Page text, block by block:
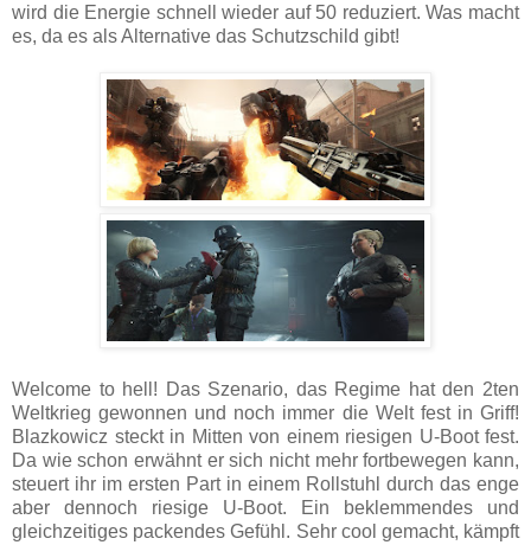
wird die Energie schnell wieder auf 50 reduziert. Was macht
es, da es als Alternative das Schutzschild gibt!
Welcome to hell! Das Szenario, das Regime hat den 2ten
Weltkrieg gewonnen und noch immer die Welt fest in Griff!
Blazkowicz steckt in Mitten von einem riesigen U-Boot fest.
Da wie schon erwähnt er sich nicht mehr fortbewegen kann,
steuert ihr im ersten Part in einem Rollstuhl durch das enge
aber dennoch riesige U-Boot. Ein beklemmendes und
gleichzeitiges packendes Gefühl. Sehr cool gemacht, kämpft